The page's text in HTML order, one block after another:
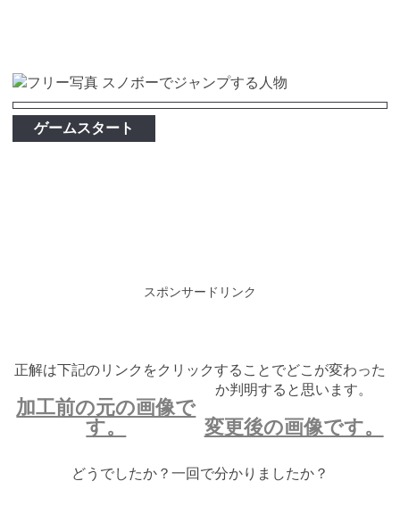
ゲームスタート
スポンサードリンク
正解は下記のリンクをクリックすることでどこが変わった
か判明すると思います。
加工前の元の画像で
す。
変更後の画像です。
どうでしたか？一回で分かりましたか？